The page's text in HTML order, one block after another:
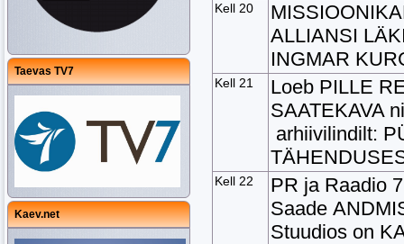
Taevas TV7
Kaev.net
Kell 20
ALLIANSI
INGMAR
Kell 21
Loeb PILLE
SAATEKAVA
arhiivilindilt:
Kell 22
PR ja Raadio
Saade
Stuudios on